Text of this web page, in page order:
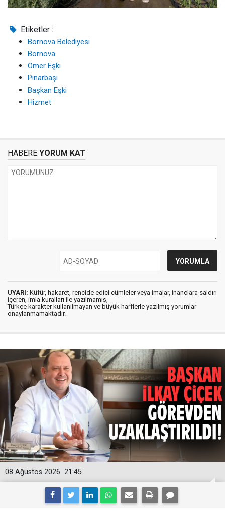
Etiketler :
Bornova Belediyesi
Bornova
Ömer Eşki
Pınarbaşı
Başkan Eşki
Hizmet
HABERE YORUM KAT
UYARI: Küfür, hakaret, rencide edici cümleler veya imalar, inançlara saldırı
içeren, imla kuralları ile yazılmamış,
Türkçe karakter kullanılmayan ve büyük harflerle yazılmış yorumlar
onaylanmamaktadır.
21:45
08 Ağustos 2026